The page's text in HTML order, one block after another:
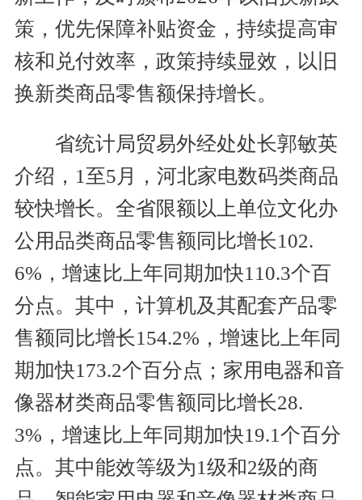
策，优先保障补贴资金，持续提高审
核和兑付效率，政策持续显效，以旧
换新类商品零售额保持增长。
省统计局贸易外经处处长郭敏英
介绍，1至5月，河北家电数码类商品
较快增长。全省限额以上单位文化办
公用品类商品零售额同比增长102.
6%，增速比上年同期加快110.3个百
分点。其中，计算机及其配套产品零
售额同比增长154.2%，增速比上年同
期加快173.2个百分点；家用电器和音
像器材类商品零售额同比增长28.
3%，增速比上年同期加快19.1个百分
点。其中能效等级为1级和2级的商